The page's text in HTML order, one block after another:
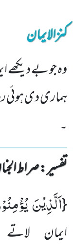
کنزالایمان
وہ جو بے دیکھے
ہماری دی ہوئی
۔
تفسیر : ‎صراط الجنان
{اَلَّذِیْنَ
ایمان